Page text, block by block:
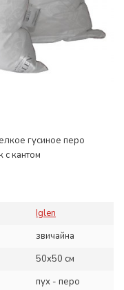
гусиное перо
с кантом
Iglen
звичайна
50x50 см
пух - перо